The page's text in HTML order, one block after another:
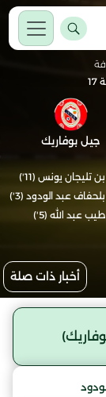
جيل بوفاريك
بن تليجان يونس (11')
بلحفاف عبد الودود (3')
طيب عبد الله (5')
أخبار ذات صلة